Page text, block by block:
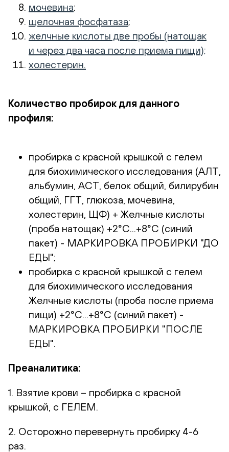
мочевина;
щелочная фосфатаза;
желчные кислоты две пробы (натощак
и через два часа после приема пищи);
холестерин.
Количество пробирок для данного
профиля:
пробирка с красной крышкой с гелем
для биохимического исследования (АЛТ,
альбумин, АСТ, белок общий, билирубин
общий, ГГТ, глюкоза, мочевина,
холестерин, ЩФ) + Желчные кислоты
(проба натощак) +2°С...+8°С (синий
пакет) - МАРКИРОВКА ПРОБИРКИ "ДО
ЕДЫ";
пробирка с красной крышкой с гелем
для биохимического исследования
Желчные кислоты (проба после приема
пищи) +2°С...+8°С (синий пакет) -
МАРКИРОВКА ПРОБИРКИ "ПОСЛЕ
ЕДЫ".
Преаналитика:
1. Взятие крови – пробирка с красной
крышкой, с ГЕЛЕМ.
2. Осторожно перевернуть пробирку 4-6
раз.